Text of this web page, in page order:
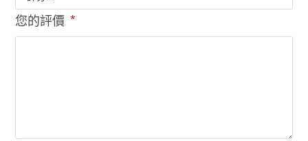
您的評價 *